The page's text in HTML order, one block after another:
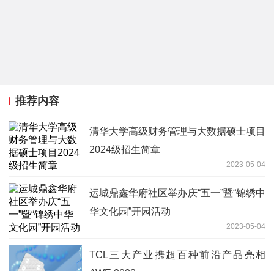
推荐内容
清华大学高级财务管理与大数据硕士项目
2024级招生简章
2023-05-04
运城鼎鑫华府社区举办庆“五一”暨“锦绣中
华文化园”开园活动
2023-05-04
TCL三大产业携超百种前沿产品亮相